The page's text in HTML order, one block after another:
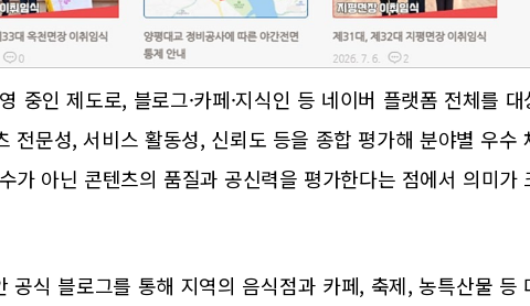
중인 제도로, 블로그·카페·지식인 등 네이버 플랫폼 전체를 대
전문성, 서비스 활동성, 신뢰도 등을 종합 평가해 분야별 우수
가 아닌 콘텐츠의 품질과 공신력을 평가한다는 점에서 의미가
공식 블로그를 통해 지역의 음식점과 카페, 축제, 농특산물 등